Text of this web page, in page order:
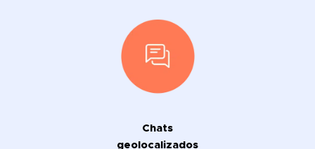
Chats
geolocalizados